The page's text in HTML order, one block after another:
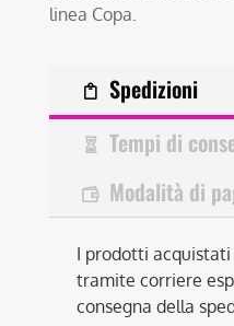
linea Copa.
Spedizioni
Tempi di
Modalità di
I prodotti
tramite corriere
consegna della